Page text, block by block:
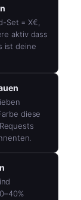
Set = X€,
aktiv dass
ist deine
diese